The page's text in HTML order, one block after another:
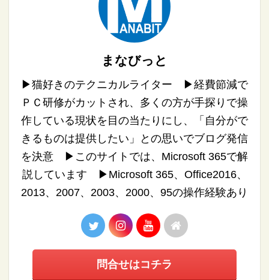
まなびっと
▶︎猫好きのテクニカルライター ▶︎経費節減で
ＰＣ研修がカットされ、多くの方が手探りで操
作している現状を目の当たりにし、「自分がで
きるものは提供したい」との思いでブログ発信
を決意 ▶︎このサイトでは、Microsoft 365で解
説しています ▶︎Microsoft 365、Office2016、
2013、2007、2003、2000、95の操作経験あり
問合せはコチラ